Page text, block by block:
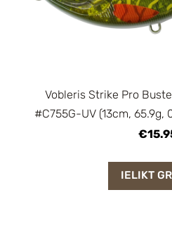
Vobleris Strike Pro
#C755G-UV (13cm, 65.9g,
IELIKT